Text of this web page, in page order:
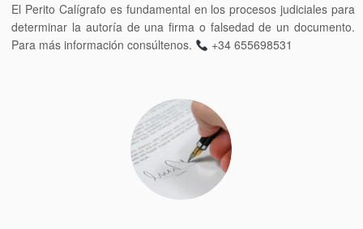
El Perito Calígrafo es fundamental en los procesos judiciales para
determinar la autoría de una firma o falsedad de un documento.
Para más información consúltenos.
+34 655698531